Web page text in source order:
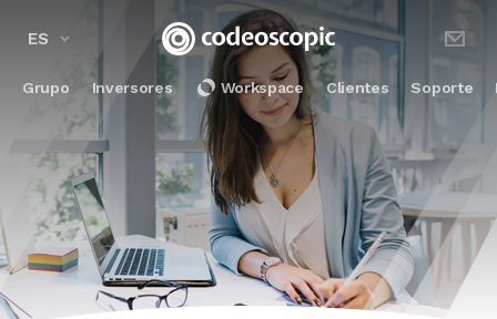
ES
Grupo Inversores Workspace Clientes Soporte